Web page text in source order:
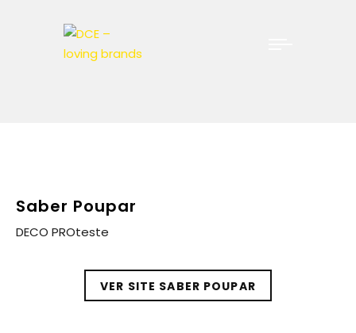
Saber Poupar
DECO PROteste
VER SITE SABER POUPAR